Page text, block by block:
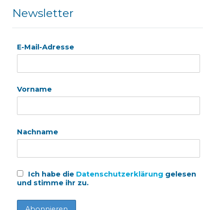
Newsletter
E-Mail-Adresse
Vorname
Nachname
Ich habe die Datenschutzerklärung gelesen
und stimme ihr zu.